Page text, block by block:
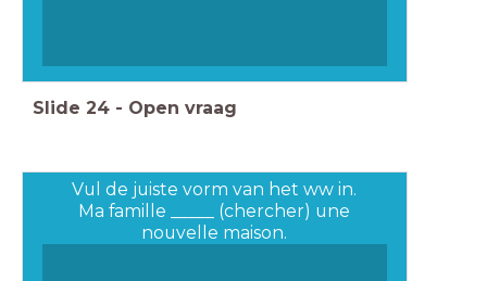
Slide 24 - Open vraag
Vul de juiste vorm van het ww in.
Ma famille _____ (chercher) une
nouvelle maison.